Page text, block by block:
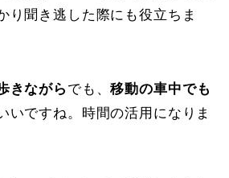
り聞き逃した際にも役立ちま
きながら でも、移動の車中でも
いですね。時間の活用になりま